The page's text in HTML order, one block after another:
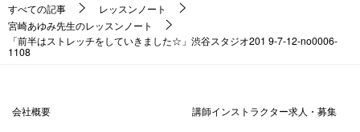
すべての記事
レッスンノート
宮崎あゆみ先生のレッスンノート
「前半はストレッチをしていきました☆」渋谷スタジオ201 9-7-12-no0006-
1108
会社概要 講師インストラクター求人・募集